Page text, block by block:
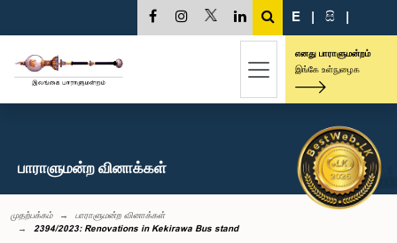
E | සි |
எனது பாராளுமன்றம்
இங்கே உள்நுழைக
பாராளுமன்ற வினாக்கள்
முதற்பக்கம்
பாராளுமன்ற வினாக்கள்
2394/2023: Renovations in Kekirawa Bus stand